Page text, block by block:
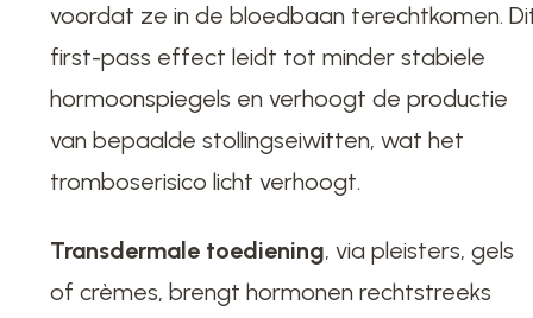
voordat ze in de bloedbaan terechtkomen.
first-pass effect leidt tot minder stabiele
hormoonspiegels en verhoogt de productie
van bepaalde stollingseiwitten, wat het
tromboserisico licht verhoogt.
Transdermale toediening, via pleisters, gels
of crèmes, brengt hormonen rechtstreeks